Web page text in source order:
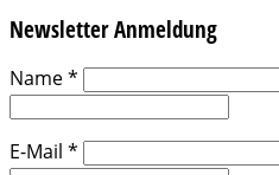
Newsletter Anmeldung
Name*
E-Mail *